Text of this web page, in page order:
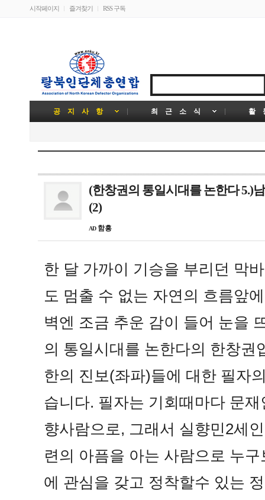
시작페이지 즐겨찾기 RSS 구독
공 지 사 항 최 근 소 식 활
(한창권의 통일시대를 논한다 5.)
(2)
AD 함흥
한 달 가까이 기승을 부리던 막
도 멈출 수 없는 자연의 흐름앞
벽엔 조금 추운 감이 들어 눈을
의 통일시대를 논한다의 한창권
한의 진보(좌파)들에 대한 필자
습니다. 필자는 기회때마다 문
향사람으로, 그래서 실향민2세
련의 아픔을 아는 사람으로 누
에 관심을 갖고 정착할수 있는